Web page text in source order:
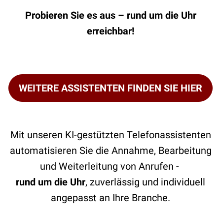
Probieren Sie es aus – rund um die Uhr
erreichbar!
WEITERE ASSISTENTEN FINDEN SIE HIER
Mit unseren KI-gestützten Telefonassistenten
automatisieren Sie die Annahme, Bearbeitung
und Weiterleitung von Anrufen -
rund um die Uhr, zuverlässig und individuell
angepasst an Ihre Branche.